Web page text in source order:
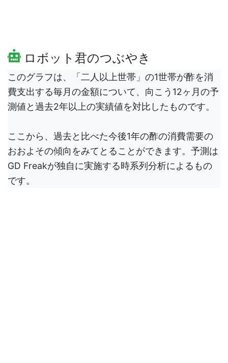
ロボット君のつぶやき
このグラフは、「二人以上世帯」の1世帯が酢を消
費支出する毎月の金額について、向こう12ヶ月の予
測値と過去2年以上の実績値を対比したものです。
ここから、過去と比べた今後1年の酢の消費需要の
おおよその傾向をみてとることができます。予測は
GD Freakが独自に実施する時系列分析によるもの
です。